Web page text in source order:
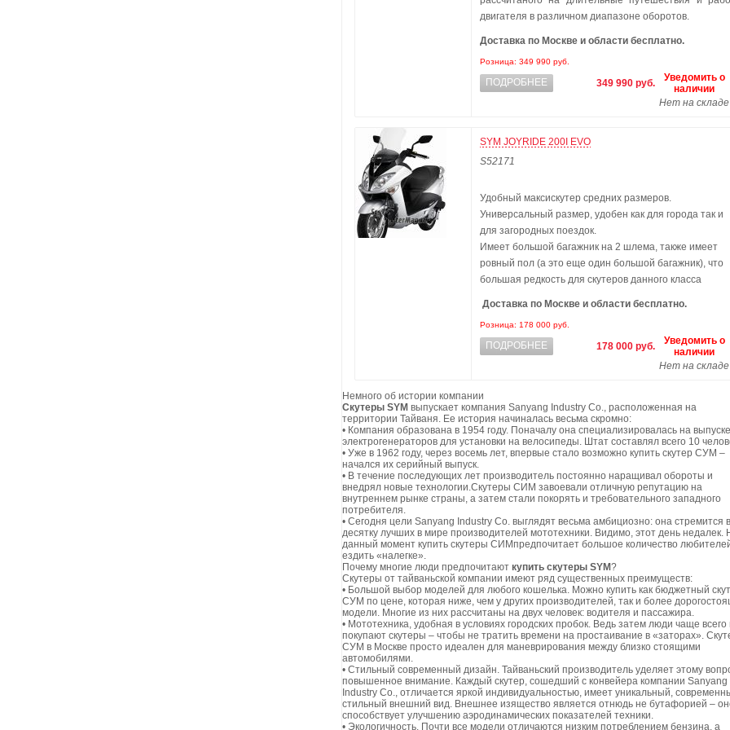
двигателя в различном диапазоне оборотов.
Доставка по Москве и области бесплатно.
Розница: 349 990 руб.
ПОДРОБНЕЕ 349 990 руб.
Уведомить о
наличии
Нет на складе
SYM JOYRIDE 200I EVO
S52171
Удобный максискутер средних размеров.
Универсальный размер, удобен как для города так и
для загородных поездок.
Имеет большой багажник на 2 шлема, также имеет
ровный пол (а это еще один большой багажник), что
большая редкость для скутеров данного класса
Доставка по Москве и области бесплатно.
Розница: 178 000 руб.
ПОДРОБНЕЕ 178 000 руб.
Уведомить о
наличии
Нет на складе
Немного об истории компании
Скутеры SYM выпускает компания Sanyang Industry Co., расположенная на
территории Тайваня. Ее история начиналась весьма скромно:
• Компания образована в 1954 году. Поначалу она специализировалась на выпуске
электрогенераторов для установки на велосипеды. Штат составлял всего 10
• Уже в 1962 году, через восемь лет, впервые стало возможно купить скутер СУМ –
начался их серийный выпуск.
• В течение последующих лет производитель постоянно наращивал обороты и
внедрял новые технологии.Скутеры СИМ завоевали отличную репутацию на
внутреннем рынке страны, а затем стали покорять и требовательного западного
потребителя.
• Сегодня цели Sanyang Industry Co. выглядят весьма амбициозно: она стремится в
десятку лучших в мире производителей мототехники. Видимо, этот день недалек.
данный момент купить скутеры СИМпредпочитает большое количество
ездить «налегке».
Почему многие люди предпочитают купить скутеры SYM?
Скутеры от тайваньской компании имеют ряд существенных преимуществ:
• Большой выбор моделей для любого кошелька. Можно купить как бюджетный
СУМ по цене, которая ниже, чем у других производителей, так и более
модели. Многие из них рассчитаны на двух человек: водителя и пассажира.
• Мототехника, удобная в условиях городских пробок. Ведь затем люди чаще всего
покупают скутеры – чтобы не тратить времени на простаивание в «заторах».
СУМ в Москве просто идеален для маневрирования между близко стоящими
автомобилями.
• Стильный современный дизайн. Тайваньский производитель уделяет этому
повышенное внимание. Каждый скутер, сошедший с конвейера компании Sanyang
Industry Co., отличается яркой индивидуальностью, имеет уникальный,
стильный внешний вид. Внешнее изящество является отнюдь не бутафорией –
способствует улучшению аэродинамических показателей техники.
• Экологичность. Почти все модели отличаются низким потреблением бензина, а